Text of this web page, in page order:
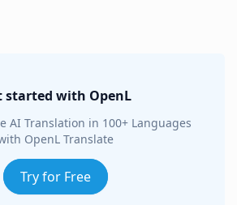
started with OpenL
AI Translation in 100+ Languages
OpenL Translate
Try for Free